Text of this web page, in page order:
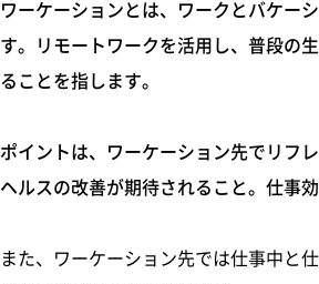
ワーケーションとは、ワークとバケー
す。リモートワークを活用し、普段の
ることを指します。
ポイントは、ワーケーション先でリフ
ヘルスの改善が期待されること。仕事
また、ワーケーション先では仕事中と